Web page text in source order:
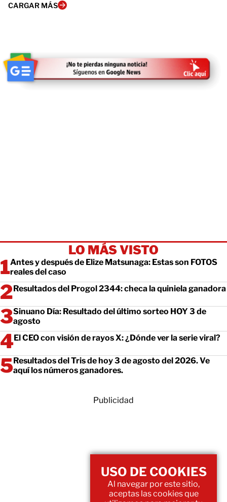
CARGAR MÁS
LO MÁS VISTO
Antes y después de Elize Matsunaga: Estas son FOTOS
reales del caso
Resultados del Progol 2344: checa la quiniela ganadora
Sinuano Día: Resultado del último sorteo HOY 3 de
agosto
El CEO con visión de rayos X: ¿Dónde ver la serie viral?
Resultados del Tris de hoy 3 de agosto del 2026. Ve
aquí los números ganadores.
Publicidad
USO DE COOKIES
Al navegar por este sitio,
aceptas las cookies que